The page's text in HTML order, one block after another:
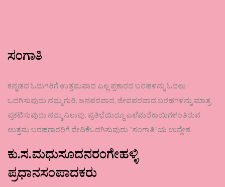
ಸಂಗಾತಿ
ಕನ್ನಡದ ಓದುಗರಿಗೆ ಉತ್ತಮವಾದ ಎಲ್ಲ ಪ್ರಕಾರದ ಬರಹಳನ್ನು ಓದಲು
ಒದಗಿಸುವುದು ನಮ್ಮ ಗುರಿ. ಜನಪರವಾದ, ಜೀವಪರವಾದ ಬರಹಗಳನ್ನು ಮಾತ್ರ
ಪ್ರಕಟಿಸುವುದು ನಮ್ಮ ನಿಲುವು. ಪ್ರತಿಭೆಯಿದ್ದೂ ಎಲೆಮರೆಕಾಯಿಗಳಂತಿರುವ
ಉತ್ತಮ ಬರಹಗಾರರಿಗೆ ವೇದಿಕೆಒದಗಿಸುವುದು ʼಸಂಗಾತಿʼಯ ಉದ್ದೇಶ.
ಕು.ಸ.ಮಧುಸೂದನರಂಗೇಹಳ್ಳಿ
ಪ್ರಧಾನಸಂಪಾದಕರು